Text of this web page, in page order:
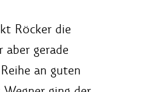
Röcker die
aber gerade
an guten